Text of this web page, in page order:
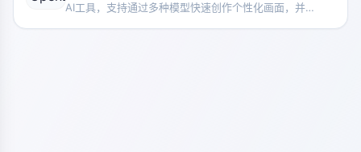
AI工具，支持通过多种模型快速创作个性化画面，并提